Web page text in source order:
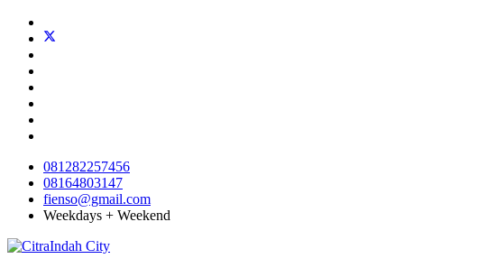
081282257456
08164803147
fienso@gmail.com
Weekdays + Weekend